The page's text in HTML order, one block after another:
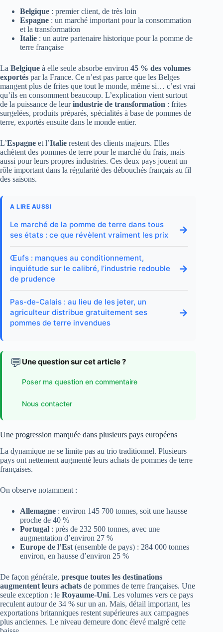
Belgique : premier client, de très loin
Espagne : un marché important pour la consommation
et la transformation
Italie : un autre partenaire historique pour la pomme de
terre française
La Belgique à elle seule absorbe environ 45 % des volumes
exportés par la France. Ce n’est pas parce que les Belges
mangent plus de frites que tout le monde, même si… c’est vrai
qu’ils en consomment beaucoup. L’explication vient surtout
de la puissance de leurindustrie de transformation : frites
surgelées, produits préparés, spécialités à base de pommes de
terre, exportés ensuite dans le monde entier.
L’Espagne et l’Italie restent des clients majeurs. Elles
achètent des pommes de terre pour le marché du frais, mais
aussi pour leurs propres industries. Ces deux pays jouent un
rôle important dans la régularité des débouchés français au fil
des saisons.
A LIRE AUSSI
Le marché de la pomme de terre dans tous
ses états : ce que révèlent vraiment les prix
→
Œufs : manques au conditionnement,
inquiétude sur le calibré, l’industrie redouble
de prudence
→
Pas-de-Calais : au lieu de les jeter, un
agriculteur distribue gratuitement ses
pommes de terre invendues
→
💬 Une question sur cet article ?
Poser ma question en commentaire
Nous contacter
Une progression marquée dans plusieurs pays européens
La dynamique ne se limite pas au trio traditionnel. Plusieurs
pays ont nettement augmenté leurs achats de pommes de terre
françaises.
On observe notamment :
Allemagne : environ 145 700 tonnes, soit une hausse
proche de 40 %
Portugal : près de 232 500 tonnes, avec une
augmentation d’environ 27 %
Europe de l’Est (ensemble de pays) : 284 000 tonnes
environ, en hausse d’environ 25 %
De façon générale, presque toutes les destinations
augmentent leurs achats de pommes de terre françaises. Une
seule exception : le Royaume-Uni. Les volumes vers ce pays
reculent autour de 34 % sur un an. Mais, détail important, les
exportations britanniques restent supérieures aux campagnes
plus anciennes. Le niveau demeure donc élevé malgré cette